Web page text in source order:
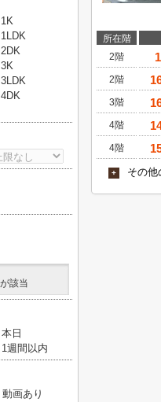
所在階
2階
2階
3階
4階
4階
+ その他
1K
1LDK
2DK
3K
3LDK
4DK
該当
本日
1週間以内
動画あり